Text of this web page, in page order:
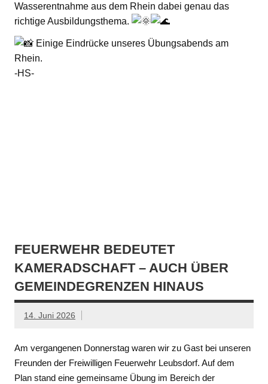
Wasserentnahme aus dem Rhein dabei genau das
richtige Ausbildungsthema.
Einige Eindrücke unseres Übungsabends am
Rhein.
-HS-
FEUERWEHR BEDEUTET
KAMERADSCHAFT – AUCH ÜBER
GEMEINDEGRENZEN HINAUS
14. Juni 2026
Am vergangenen Donnerstag waren wir zu Gast bei unseren
Freunden der Freiwilligen Feuerwehr Leubsdorf. Auf dem
Plan stand eine gemeinsame Übung im Bereich der